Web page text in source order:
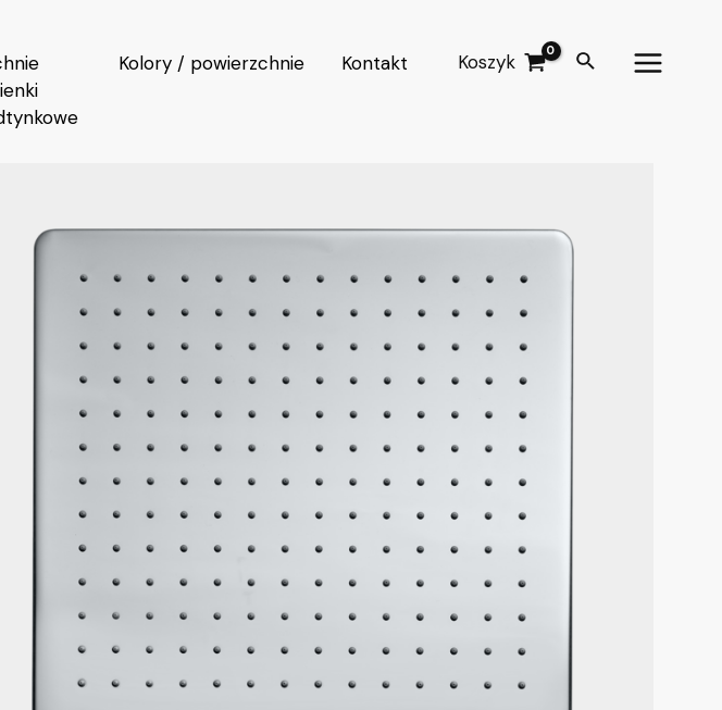
Kolory / powierzchnie Kontakt Koszyk